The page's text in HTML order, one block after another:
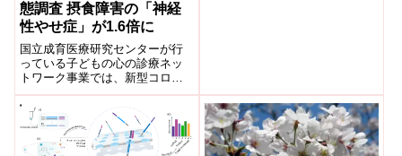
態調査 摂食障害の「神経
性やせ症」が1.6倍に
国立成育医療研究センターが行
っている子どもの心の診療ネッ
トワーク事業では、新型コロナ
ウイルス感染症流行下の子ども
の心の実態調査を行いました。
全国26医療機関が参加した本調
査で、コロナ流行前の2019年度
と比較し、2020年度では神経性